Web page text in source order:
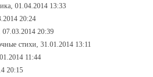
01.04.2014 13:33
20:24
20:39
стихи, 31.01.2014 13:11
11:44
20:15